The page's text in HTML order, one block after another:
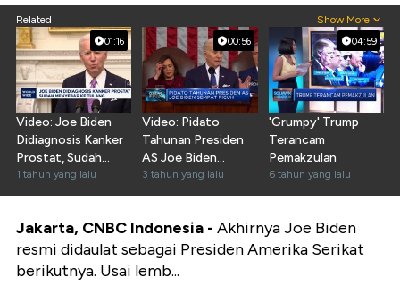
Related Show More
01:16
Video: Joe Biden
Didiagnosis Kanker
Prostat, Sudah
Menyebar Ke
Tulang
1 tahun yang lalu
00:56
Video: Pidato
Tahunan Presiden
AS Joe Biden
Sempat Ricuh
3 tahun yang lalu
04:59
'Grumpy' Trump
Terancam
Pemakzulan
6 tahun yang lalu
Jakarta, CNBC Indonesia - Akhirnya Joe Biden
resmi didaulat sebagai Presiden Amerika Serikat
berikutnya. Usai lemb...